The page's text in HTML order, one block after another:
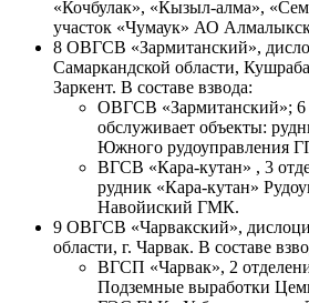
«Кочбулак», «Кызыл-алма»,
участок «Чумаук» АО
8 ОВГСВ «Зармитанский»,
Самаркандской области,
Заркент. В составе взвода:
ОВГСВ «Зармитанский»; 6
обслуживает объекты:
Южного рудоуправления
ВГСВ «Кара-кутан» , 3
рудник «Кара-кутан»
Навойиский ГМК.
9 ОВГСВ «Чарвакский»,
области, г. Чарвак. В составе
ВГСП «Чарвак», 2
Подземные выработки